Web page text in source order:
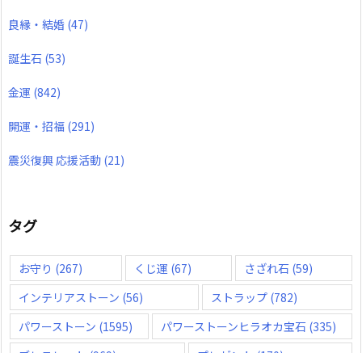
良縁・結婚 (47)
誕生石 (53)
金運 (842)
開運・招福 (291)
震災復興 応援活動 (21)
タグ
お守り (267) くじ運 (67) さざれ石 (59)
インテリアストーン (56) ストラップ(782)
パワーストーン (1595) パワーストーンヒラオカ宝石 (335)